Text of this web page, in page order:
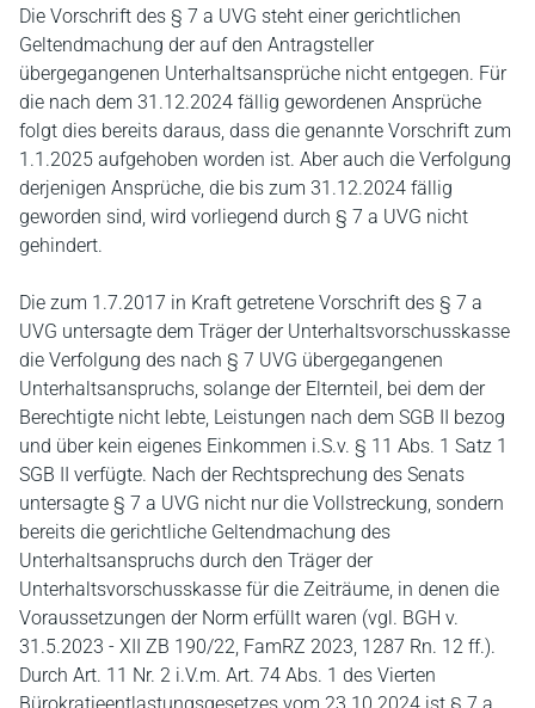
Die Vorschrift des § 7 a UVG steht einer gerichtlichen
Geltendmachung der auf den Antragsteller
übergegangenen Unterhaltsansprüche nicht entgegen. Für
die nach dem 31.12.2024 fällig gewordenen Ansprüche
folgt dies bereits daraus, dass die genannte Vorschrift zum
1.1.2025 aufgehoben worden ist. Aber auch die Verfolgung
derjenigen Ansprüche, die bis zum 31.12.2024 fällig
geworden sind, wird vorliegend durch § 7 a UVG nicht
gehindert.
Die zum 1.7.2017 in Kraft getretene Vorschrift des § 7 a
UVG untersagte dem Träger der Unterhaltsvorschusskasse
die Verfolgung des nach § 7 UVG übergegangenen
Unterhaltsanspruchs, solange der Elternteil, bei dem der
Berechtigte nicht lebte, Leistungen nach dem SGB II bezog
und über kein eigenes Einkommen i.S.v. § 11 Abs. 1 Satz 1
SGB II verfügte. Nach der Rechtsprechung des Senats
untersagte § 7 a UVG nicht nur die Vollstreckung, sondern
bereits die gerichtliche Geltendmachung des
Unterhaltsanspruchs durch den Träger der
Unterhaltsvorschusskasse für die Zeiträume, in denen die
Voraussetzungen der Norm erfüllt waren (vgl. BGH v.
31.5.2023 - XII ZB 190/22, FamRZ 2023, 1287 Rn. 12 ff.).
Durch Art. 11 Nr. 2 i.V.m. Art. 74 Abs. 1 des Vierten